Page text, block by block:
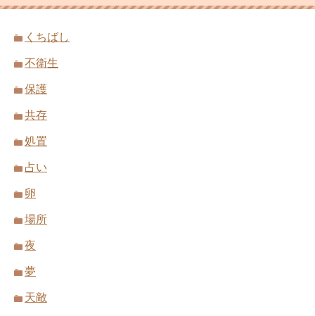
くちばし
不衛生
保護
共存
処置
占い
卵
場所
夜
夢
天敵